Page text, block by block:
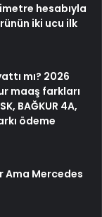
hesabıyla
iki ucu ilk
mı? 2026
maaş farkları
BAĞKUR 4A,
ödeme
Ama Mercedes